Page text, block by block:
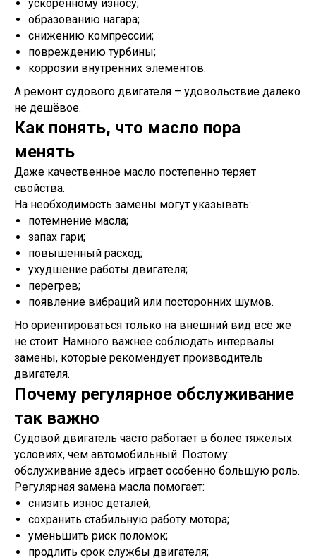
ускоренному износу;
образованию нагара;
снижению компрессии;
повреждению турбины;
коррозии внутренних элементов.
А ремонт судового двигателя – удовольствие далеко
не дешёвое.
Как понять, что масло пора
менять
Даже качественное масло постепенно теряет
свойства.
На необходимость замены могут указывать:
потемнение масла;
запах гари;
повышенный расход;
ухудшение работы двигателя;
перегрев;
появление вибраций или посторонних шумов.
Но ориентироваться только на внешний вид всё же
не стоит. Намного важнее соблюдать интервалы
замены, которые рекомендует производитель
двигателя.
Почему регулярное обслуживание
так важно
Судовой двигатель часто работает в более тяжёлых
условиях, чем автомобильный. Поэтому
обслуживание здесь играет особенно большую роль.
Регулярная замена масла помогает:
снизить износ деталей;
сохранить стабильную работу мотора;
уменьшить риск поломок;
продлить срок службы двигателя;